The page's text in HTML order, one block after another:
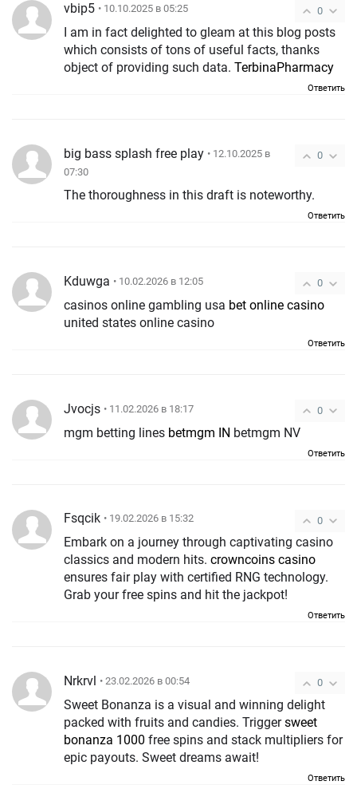
0
vbip5 • 10.10.2025 в 05:25
I am in fact delighted to gleam at this blog posts
which consists of tons of useful facts, thanks
object of providing such data. TerbinaPharmacy
Ответить
0
big bass splash free play • 12.10.2025 в
07:30
The thoroughness in this draft is noteworthy.
Ответить
0
Kduwga • 10.02.2026 в 12:05
casinos online gambling usa bet online casino
united states online casino
Ответить
0
Jvocjs • 11.02.2026 в 18:17
mgm betting lines betmgm IN betmgm NV
Ответить
0
Fsqcik • 19.02.2026 в 15:32
Embark on a journey through captivating casino
classics and modern hits. crowncoins casino
ensures fair play with certified RNG technology.
Grab your free spins and hit the jackpot!
Ответить
0
Nrkrvl • 23.02.2026 в 00:54
Sweet Bonanza is a visual and winning delight
packed with fruits and candies. Triggersweet
bonanza 1000 free spins and stack multipliers for
epic payouts. Sweet dreams await!
Ответить